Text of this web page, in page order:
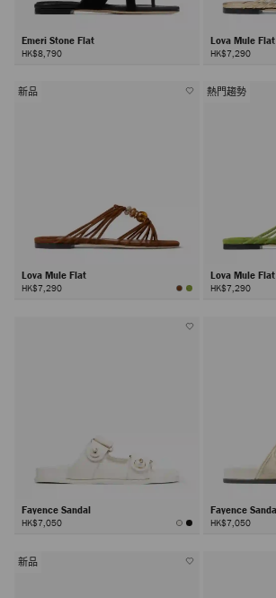
Emeri Stone Flat
HK$8,790
Lova Mule Flat
HK$7,290
新品
Lova Mule Flat
HK$7,290
熱門趨勢
Lova Mule Flat
HK$7,290
Fayence Sandal
HK$7,050
Fayence
HK$7,050
新品